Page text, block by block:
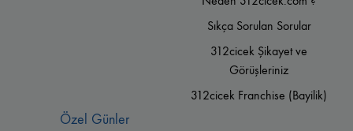
Sıkça Sorulan Sorular
312cicek Şikayet ve
Görüşleriniz
312cicek Franchise (Bayilik)
Özel Günler